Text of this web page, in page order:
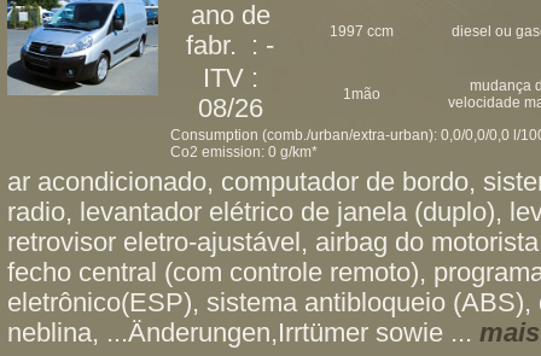
ano de
fabr. : -
1997 ccm diesel ou
ITV :
08/26
1mão
mudança
velocidade
Consumption (comb./urban/extra-urban): 0,0/0,0/0,0 l/
Co2 emission: 0 g/km*
ar acondicionado, computador de bordo,
radio, levantador elétrico de janela (duplo),
retrovisor eletro-ajustável, airbag do
fecho central (com controle remoto),
eletrônico(ESP), sistema antibloqueio
neblina, ...Änderungen,Irrtümer sowie ...